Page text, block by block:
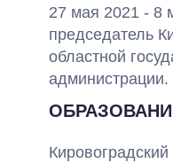
27 мая 2021 - 8
председатель
областной
администрации.